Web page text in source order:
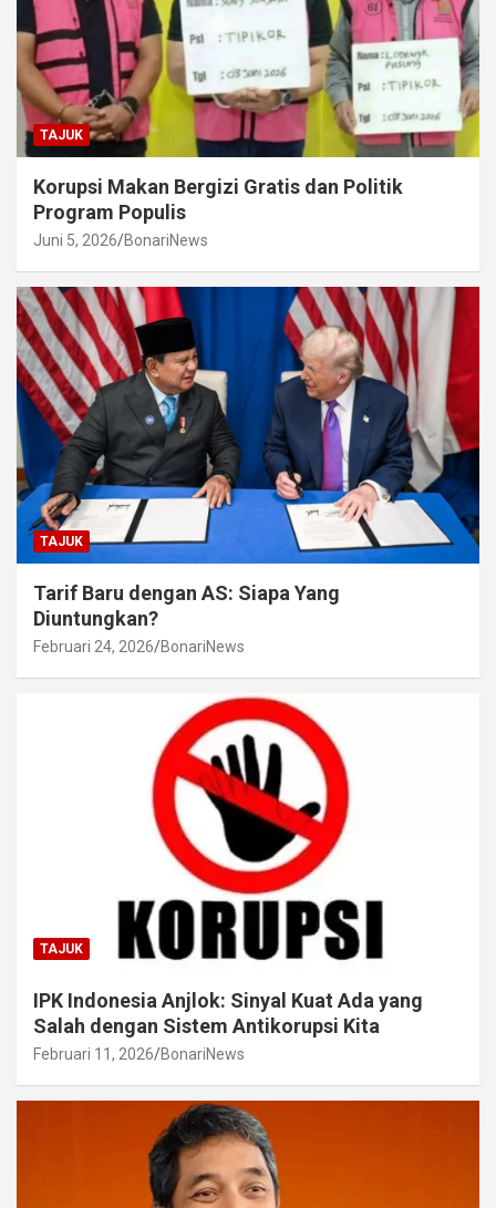
TAJUK
Korupsi Makan Bergizi Gratis dan Politik
Program Populis
Juni 5, 2026 BonariNews
TAJUK
Tarif Baru dengan AS: Siapa Yang
Diuntungkan?
Februari 24, 2026 BonariNews
TAJUK
IPK Indonesia Anjlok: Sinyal Kuat Ada yang
Salah dengan Sistem Antikorupsi Kita
Februari 11, 2026 BonariNews